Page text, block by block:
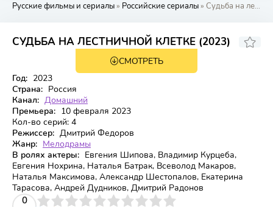
Русские фильмы и сериалы» Российские сериалы» Судьба на
СУДЬБА НА ЛЕСТНИЧНОЙ КЛЕТКЕ (2023)
СМОТРЕТЬ
Год: 2023
Страна: Россия
Канал: Домашний
Премьера: 10 февраля 2023
Кол-во серий: 4
Режиссер: Дмитрий Федоров
Жанр: Мелодрамы
В ролях актеры: Евгения Шипова, Владимир Курцеба,
Евгения Нохрина, Наталья Батрак, Всеволод Макаров,
Наталья Максимова, Александр Шестопалов, Екатерина
Тарасова, Андрей Дудников, Дмитрий Радонов
0
4 5 6 7 8 9 10